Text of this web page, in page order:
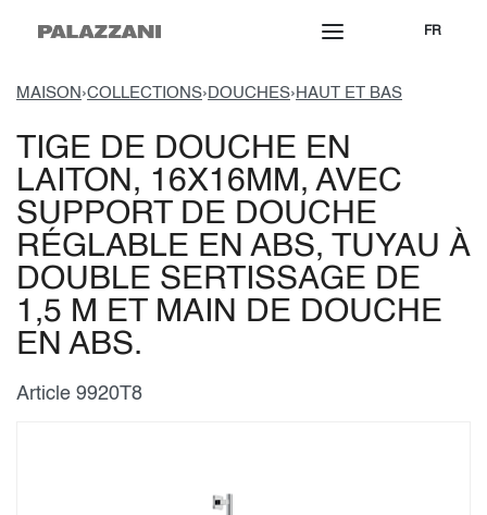
FR
MAISON ›COLLECTIONS› DOUCHES› HAUT ET BAS
TIGE DE DOUCHE EN
LAITON, 16X16MM, AVEC
SUPPORT DE DOUCHE
RÉGLABLE EN ABS, TUYAU À
DOUBLE SERTISSAGE DE
1,5 M ET MAIN DE DOUCHE
EN ABS.
Article 9920T8